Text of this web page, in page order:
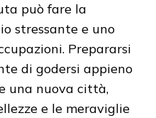
può fare la
stressante e uno
Prepararsi
di godersi appieno
una nuova città,
e le meraviglie